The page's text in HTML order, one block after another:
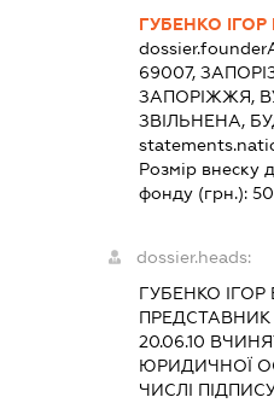
ГУБЕНКО
69007,
ЗАПОРІЖЖЯ,
ЗВІЛЬНЕНА,
Розмір внеску
фонду (грн.):
dossier.heads:
ГУБЕНКО ІГОР
ПРЕДСТАВНИК
20.06.10
ЮРИДИЧНОЇ
ЧИСЛІ